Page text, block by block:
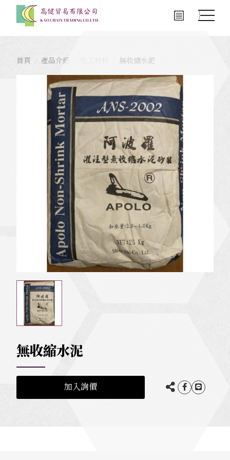
首頁 產品介紹 無收縮水泥
無收縮水泥
加入詢價